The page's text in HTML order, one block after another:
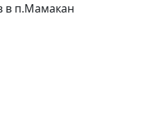
в п.Мамакан